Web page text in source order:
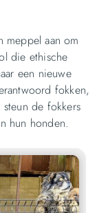
meppel aan om
die ethische
een nieuwe
fokken,
de fokkers
hun honden.